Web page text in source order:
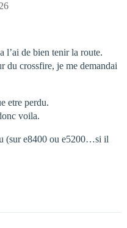
l’ai de bien tenir la route.
du crossfire, je me demandai
etre perdu.
voila.
(sur e8400 ou e5200…si il